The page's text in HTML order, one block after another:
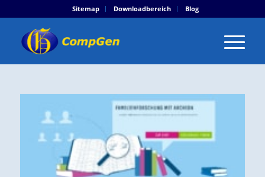
Sitemap Downloadbereich Blog